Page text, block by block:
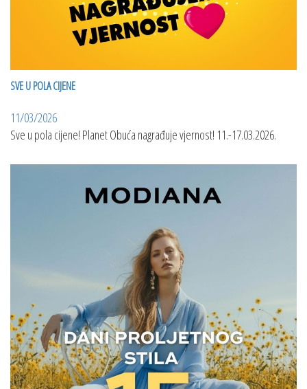
SVE U POLA CIJENE
11/03/2026
Sve u pola cijene! Planet Obuća nagrađuje vjernost! 11.-17.03.2026.